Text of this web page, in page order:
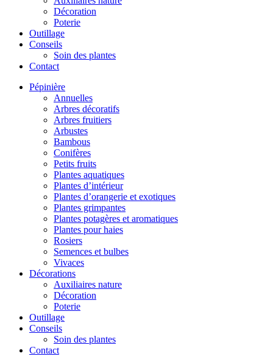
Décoration
Poterie
Outillage
Conseils
Soin des plantes
Contact
Pépinière
Annuelles
Arbres décoratifs
Arbres fruitiers
Arbustes
Bambous
Conifères
Petits fruits
Plantes aquatiques
Plantes d’intérieur
Plantes d’orangerie et exotiques
Plantes grimpantes
Plantes potagères et aromatiques
Plantes pour haies
Rosiers
Semences et bulbes
Vivaces
Décorations
Auxiliaires nature
Décoration
Poterie
Outillage
Conseils
Soin des plantes
Contact